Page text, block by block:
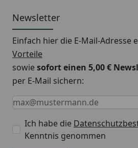
Newsletter
Einfach hier die E-Mail-Adresse
Vorteile
sowiesofort einen 5,00 €
per E-Mail sichern:
Keine Eingabe erforderlich
Eingabe erforderlich
E-Mail *
Ich habe die
Kenntnis genommen